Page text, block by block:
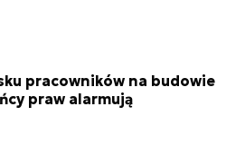
pracowników na budowie
praw alarmują